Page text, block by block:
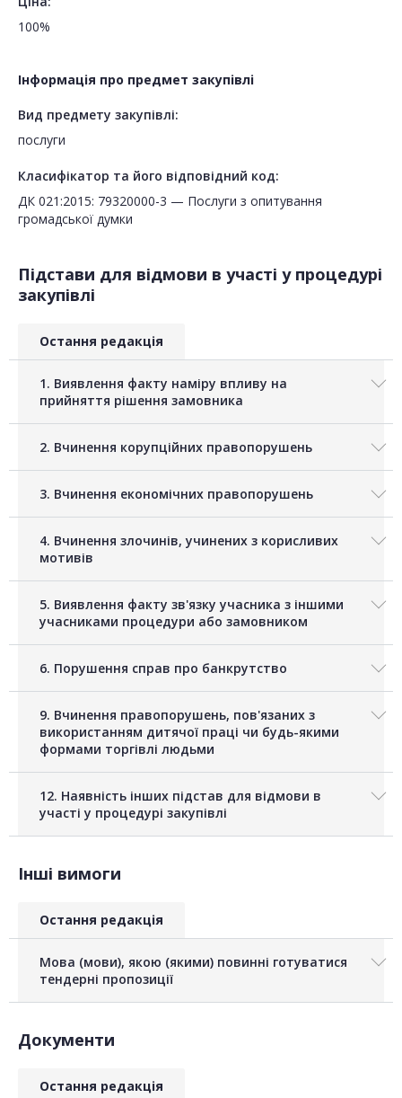
100%
Інформація про предмет закупівлі
Вид предмету закупівлі:
послуги
Класифікатор та його відповідний код:
ДК 021:2015: 79320000-3 — Послуги з опитування
громадської думки
Підстави для відмови в участі у процедурі
закупівлі
Остання редакція
1. Виявлення факту наміру впливу на
прийняття рішення замовника
2. Вчинення корупційних правопорушень
3. Вчинення економічних правопорушень
4. Вчинення злочинів, учинених з корисливих
мотивів
5. Виявлення факту зв'язку учасника з іншими
учасниками процедури або замовником
6. Порушення справ про банкрутство
9. Вчинення правопорушень, пов'язаних з
використанням дитячої праці чи будь-якими
формами торгівлі людьми
12. Наявність інших підстав для відмови в
участі у процедурі закупівлі
Інші вимоги
Остання редакція
Мова (мови), якою (якими) повинні готуватися
тендерні пропозиції
Документи
Остання редакція